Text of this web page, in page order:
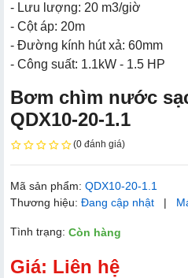
- Lưu lượng: 20 m3/giờ
- Cột áp: 20m
- Đường kính hút xả: 60mm
- Công suất: 1.1kW - 1.5 HP
Bơm chìm nước
QDX10-20-1.1
(0 đánh giá)
Mã sản phẩm: QDX10-20-1.1
Thương hiệu: Đang cập nhật |
Tình trạng: Còn hàng
Giá: Liên hệ